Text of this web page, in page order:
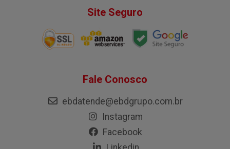
Site Seguro
Fale Conosco
ebdatende@ebdgrupo.com.br
Instagram
Facebook